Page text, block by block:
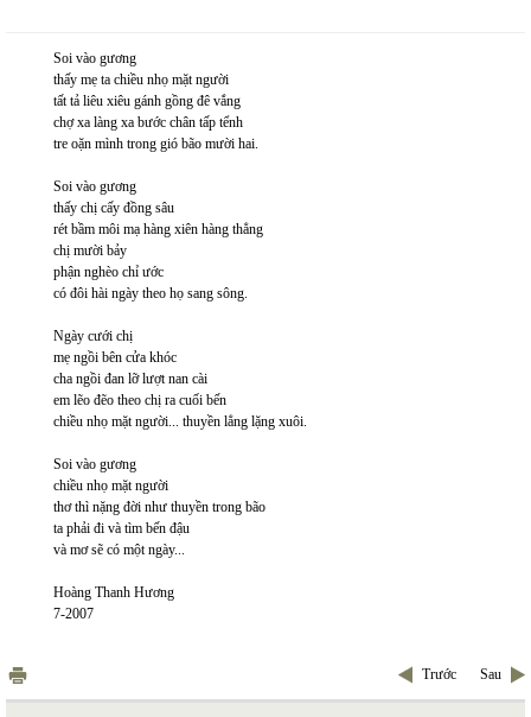
Soi vào gương
thấy mẹ ta chiều nhọ mặt người
tất tả liêu xiêu gánh gồng đê vắng
chợ xa làng xa bước chân tấp tểnh
tre oặn mình trong gió bão mười hai.
Soi vào gương
thấy chị cấy đồng sâu
rét bầm môi mạ hàng xiên hàng thẳng
chị mười bảy
phận nghèo chỉ ước
có đôi hài ngày theo họ sang sông.
Ngày cưới chị
mẹ ngồi bên cửa khóc
cha ngồi đan lỡ lượt nan cài
em lẽo đẽo theo chị ra cuối bến
chiều nhọ mặt người... thuyền lẳng lặng xuôi.
Soi vào gương
chiều nhọ mặt người
thơ thì nặng đời như thuyền trong bão
ta phải đi và tìm bến đậu
và mơ sẽ có một ngày...
Hoàng Thanh Hương
7-2007
Trước Sau